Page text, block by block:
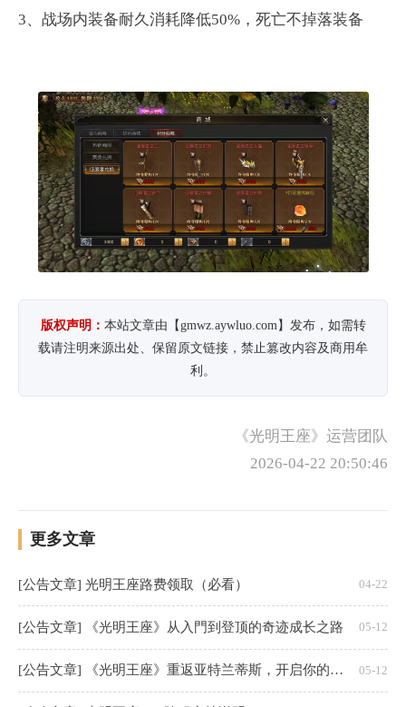
3、战场内装备耐久消耗降低50%，死亡不掉落装备‌
版权声明： 本站文章由【gmwz.aywluo.com】发布，如需转
载请注明来源出处、保留原文链接，禁止篡改内容及商用牟
利。
《光明王座》运营团队
2026-04-22 20:50:46
更多文章
[公告文章] 光明王座路费领取（必看） 04-22
[公告文章] 《光明王座》从入門到登顶的奇迹成长之路 05-12
[公告文章] 《光明王座》重返亚特兰蒂斯，开启你的魔幻奇迹征途 05-12